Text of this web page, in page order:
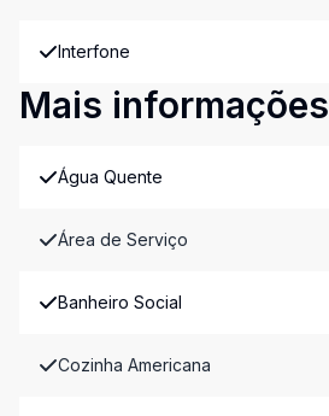
Interfone
Mais informações
Água Quente
Área de Serviço
Banheiro Social
Cozinha Americana